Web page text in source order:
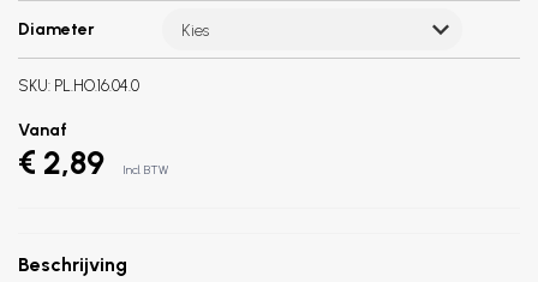
Diameter Kies
SKU: PL.HO.16.04.0
Vanaf
€ 2,89 Incl. BTW
Beschrijving